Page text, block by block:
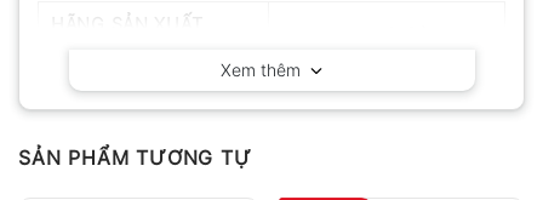
Xem thêm
SẢN PHẨM TƯƠNG TỰ